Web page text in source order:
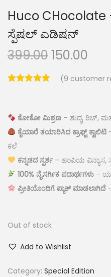
Huco CHocolate
ಸ್ಪೆಷಲ್ ಎಡಿಷನ್
399.00150.00
(9 customer
ಕೋಕೋ ಮಿಶ್ರಣ– ಶುದ್ಧ, ರಿಚ್,
ಕೈಯಾರೆ ತಯಾರಿಸಿದ ಕ್ರಾಫ್ಟ್ ಕ್ವಾಲಿಟಿ
ಕಲೆ
ಕನ್ನಡದ ಸ್ಪರ್ಶ– ಹಂಪಿಯ ವಿನ್ಯಾಸ,
100% ನೈಸರ್ಗಿಕ ಪದಾರ್ಥಗಳು–
ಪ್ರೀತಿಯೊಂದಿಗೆ ಪ್ಯಾಕ್ ಮಾಡಲಾಗಿದೆ–
Out of stock
Add to Wishlist
Category: Special Edition